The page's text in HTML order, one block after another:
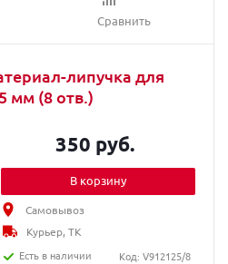
Сравнить
липучка для
мм (8 отв.)
350 руб.
В корзину
Самовывоз
Курьер, ТК
Есть в наличии
Код: V912125/8